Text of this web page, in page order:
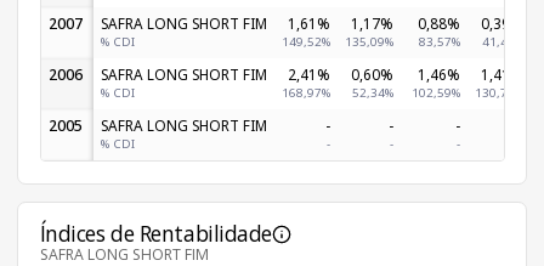
2007 SAFRA LONG SHORT FIM
% CDI
1,61%
149,52%
1,17%
135,09%
0,88%
83,57%
0,39%
41,47%
2006 SAFRA LONG SHORT FIM
% CDI
2,41%
168,97%
0,60%
52,34%
1,46%
102,59%
1,41%
130,79%
2005 SAFRA LONG SHORT FIM
% CDI
-
-
-
-
-
-
Índices de Rentabilidade
SAFRA LONG SHORT FIM